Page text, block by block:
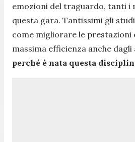
emozioni del traguardo, tanti i
questa gara. Tantissimi gli
come migliorare le prestazioni
massima efficienza anche
perché è nata questa